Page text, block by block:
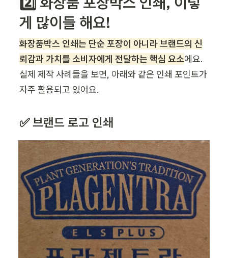
게 많이들 해요!
화장품박스 인쇄는 단순 포장이 아니라 브랜드의 신
뢰감과 가치를 소비자에게 전달하는 핵심 요소에요.
실제 제작 사례들을 보면, 아래와 같은 인쇄 포인트가
자주 활용되고 있어요.
✅ 브랜드 로고 인쇄